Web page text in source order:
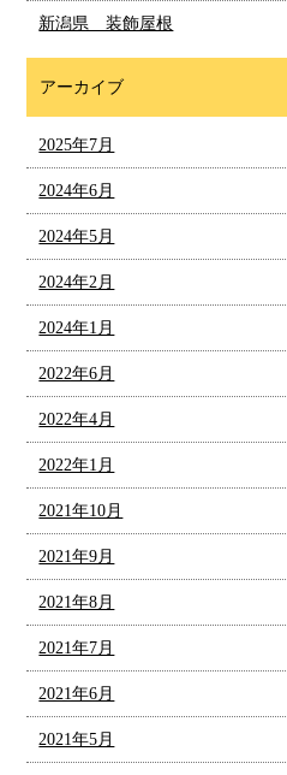
新潟県 装飾屋根
アーカイブ
2025年7月
2024年6月
2024年5月
2024年2月
2024年1月
2022年6月
2022年4月
2022年1月
2021年10月
2021年9月
2021年8月
2021年7月
2021年6月
2021年5月